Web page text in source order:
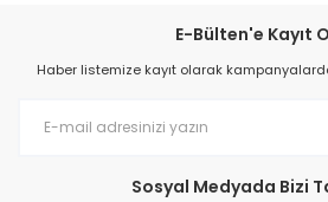
E-Bülten'e Kayıt
Haber listemize kayıt olarak
Sosyal Medyada Bizi